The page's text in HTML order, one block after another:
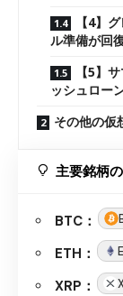
【4】
ル準備が回
【5】
ッシュロー
その他の仮
主要銘柄
BTC：
ETH：
XRP：